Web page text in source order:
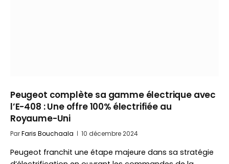
Peugeot complète sa gamme électrique avec
l’E-408 : Une offre 100% électrifiée au
Royaume-Uni
ParFaris Bouchaala 10 décembre 2024
Peugeot franchit une étape majeure dans sa stratégie